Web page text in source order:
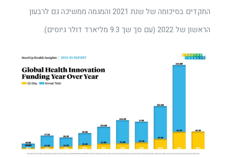
התקדים בסיכומה של שנת 2021 והמגמה ממשיכה גם לרבעון
הראשון של 2022 (עם סך שך 9.3 מליארד דולר גיוסים).